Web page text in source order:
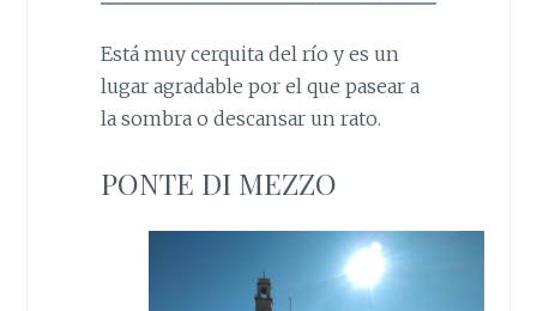
Está muy cerquita del río y es un
lugar agradable por el que pasear a
la sombra o descansar un rato.
PONTE DI MEZZO